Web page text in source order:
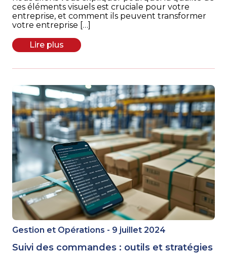
ces éléments visuels est cruciale pour votre
entreprise, et comment ils peuvent transformer
votre entreprise […]
Lire plus
Gestion et Opérations - 9 juillet 2024
Suivi des commandes : outils et stratégies